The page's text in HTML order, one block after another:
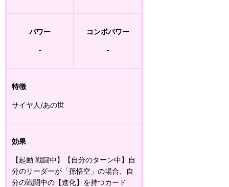
パワー
-
コンボパワー
-
特徴
サイヤ人/あの世
効果
【起動 戦闘中】【自分のターン中】自
分のリーダーが「孫悟空」の場合、自
分の戦闘中の【進化】を持つカード